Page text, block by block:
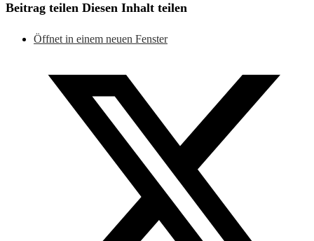
Beitrag teilen Diesen Inhalt teilen
Öffnet in einem neuen Fenster